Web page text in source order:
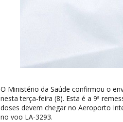
O Ministério da Saúde confirmou o
nesta terça-feira (8). Esta é a 9ª
doses devem chegar no Aeroporto
no voo LA-3293.